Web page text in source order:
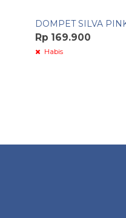
DOMPET SILVA
Rp 169.900
Habis